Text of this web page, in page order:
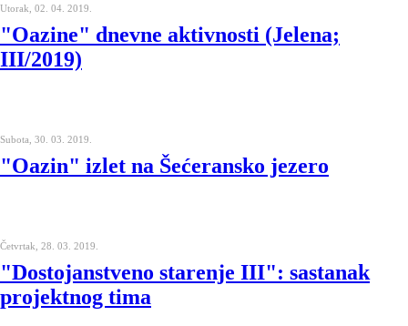
Utorak, 02. 04. 2019.
"Oazine" dnevne aktivnosti (Jelena;
III/2019)
Subota, 30. 03. 2019.
"Oazin" izlet na Šećeransko jezero
Četvrtak, 28. 03. 2019.
"Dostojanstveno starenje III": sastanak
projektnog tima